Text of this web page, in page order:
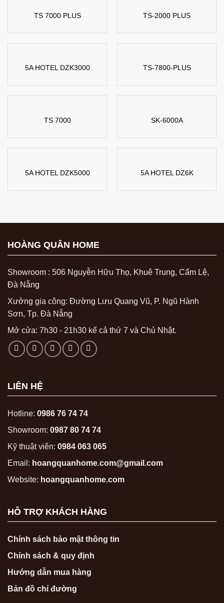
TS 7000 PLUS TS-2000 PLUS
5A HOTEL DZK3000 TS-7800-PLUS
TS 7000 SK-6000A
5A HOTEL DZK5000 5A HOTEL DZ6K
HOÀNG QUÂN HOME
Showroom : 506 Nguyễn Hữu Thọ, Khuê Trung, Cẩm Lệ,
Đà Nẵng
Xưởng gia công: Đường Lưu Quang Vũ, P. Ngũ Hành
Sơn, Tp. Đà Nẵng
Mở cửa: 7h30 - 21h30 kể cả thứ 7 và Chủ Nhật.
LIÊN HỆ
Hotline: 0986 76 74 74
Showroom: 0987 80 74 74
Kỹ thuật viên: 0984 063 065
Email: hoangquanhome.com@gmail.com
Website: hoangquanhome.com
HỖ TRỢ KHÁCH HÀNG
Chính sách bảo mật thông tin
Chính sách & quy định
Hướng dẫn mua hàng
Bản đồ chỉ đường